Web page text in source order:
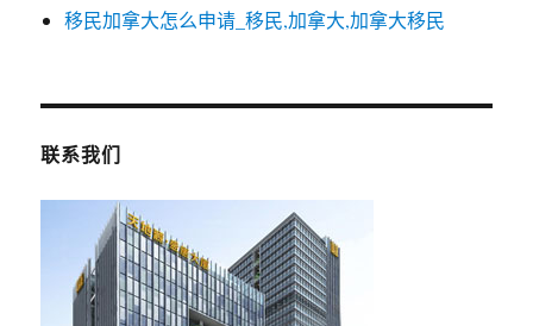
移民加拿大怎么申请_移民,加拿大,加拿大移民
联系我们